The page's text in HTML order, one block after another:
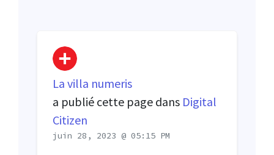
La villa numeris
a publié cette page dans Digital
Citizen
juin 28, 2023 @ 05:15 PM